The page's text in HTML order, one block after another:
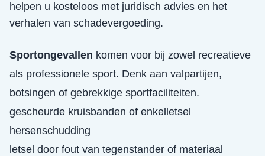
helpen u kosteloos met juridisch advies en het
verhalen van schadevergoeding.
Sportongevallen komen voor bij zowel recreatieve
als professionele sport. Denk aan valpartijen,
botsingen of gebrekkige sportfaciliteiten.
gescheurde kruisbanden of enkelletsel
hersenschudding
letsel door fout van tegenstander of materiaal